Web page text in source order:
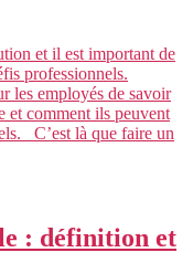
et il est important de
professionnels.
les employés de savoir
et comment ils peuvent
C’est là que faire un
: définition et